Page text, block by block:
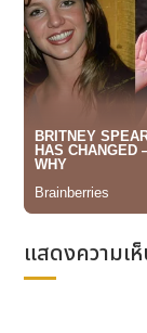
“TUMI
แบรนด์ ในช่
ประสบการณ์ด้
พอใจของลูกค้
ความพยายาม
เปลี่ยนแปลงไ
พฤติกรรมของ
นี้ และตอกย้ำว่
ใจและเปี่ยมค
TUMI Virtual
ยินดีต้อนรับแ
แสดงความเ